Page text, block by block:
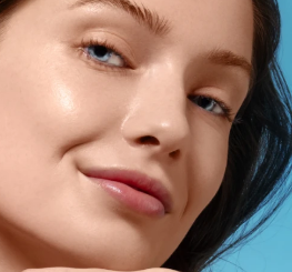
Perfil de usuário
Meus aparelhos
Meus pedidos
Meus endereços
As minhas subscrições
Elixir
Set
Español
Português
Русский
文 繁體中文